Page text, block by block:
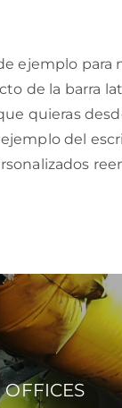
ejemplo para
de la barra
quieras
del
OFFICES